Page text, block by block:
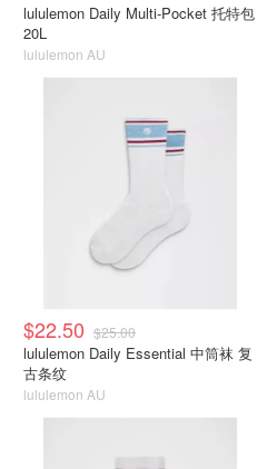
lululemon Daily Multi-Pocket 托特包
20L
lululemon AU
$22.50 $25.00
lululemon Daily Essential 中筒袜 复
古条纹
lululemon AU